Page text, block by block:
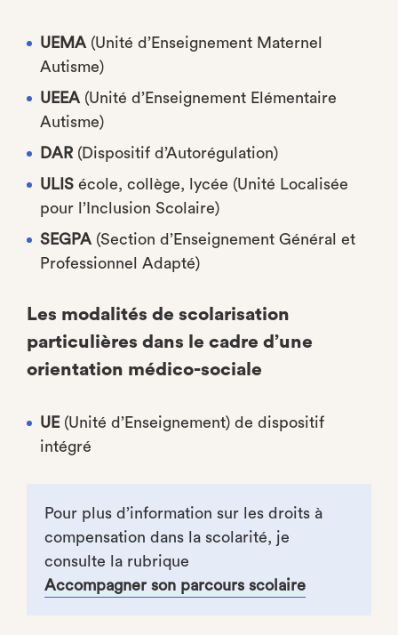
UEMA (Unité d’Enseignement Maternel
Autisme)
UEEA (Unité d’Enseignement Elémentaire
Autisme)
DAR (Dispositif d’Autorégulation)
ULIS école, collège, lycée (Unité Localisée
pour l’Inclusion Scolaire)
SEGPA (Section d’Enseignement Général et
Professionnel Adapté)
Les modalités de scolarisation
particulières dans le cadre d’une
orientation médico-sociale
UE(Unité d’Enseignement) de dispositif
intégré
Pour plus d’information sur les droits à
compensation dans la scolarité, je
consulte la rubrique
Accompagner son parcours scolaire